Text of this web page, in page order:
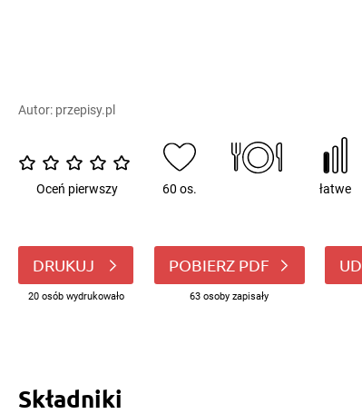
Autor: przepisy.pl
Oceń pierwszy 60 os. łatwe
DRUKUJ
20 osób wydrukowało
POBIERZ PDF
63 osoby zapisały
Składniki